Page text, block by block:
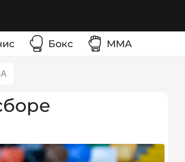
Бокс ММА